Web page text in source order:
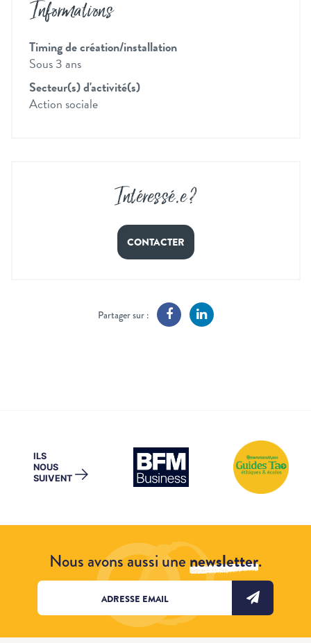
Informations
Timing de création/installation
Sous 3 ans
Secteur(s) d'activité(s)
Action sociale
Intéressé.e ?
CONTACTER
Partager sur :
ILS
NOUS
SUIVENT →
Nous avons aussi unenewsletter.